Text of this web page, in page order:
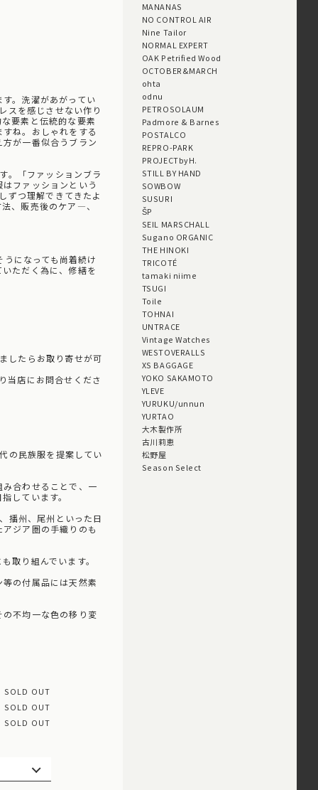
。洗濯があがってい
スを感じさせない作り
要素と伝統的な要素
ね。おしゃれをする
が一番似合うブラン
。「ファッションブラ
ファッションという
ずつ理解できてきたよ
、販売後のケア―、
になっても尚着続け
ただく為に、修繕を
したらお取り寄せが可
当店にお問合せくださ
の民族服を提案してい
合わせることで、一
しています。
播州、尾州といった日
ジア圏の手織りのも
取り組んでいます。
の付属品には天然素
不均一な色の移り変
SOLD OUT
SOLD OUT
SOLD OUT
MANANAS
NO CONTROL AIR
Nine Tailor
NORMAL EXPERT
OAK Petrified Wood
OCTOBER&MARCH
ohta
odnu
PETROSOLAUM
Padmore & Barnes
POSTALCO
REPRO-PARK
PROJECTbyH.
STILL BY HAND
SOWBOW
SUSURI
ŠP
SEIL MARSCHALL
Sugano ORGANIC
THE HINOKI
TRICOTÉ
tamaki niime
TSUGI
Toile
TOHNAI
UNTRACE
Vintage Watches
WESTOVERALLS
XS BAGGAGE
YOKO SAKAMOTO
YLEVE
YURUKU/unnun
YURTAO
大木製作所
古川莉恵
松野屋
Season Select